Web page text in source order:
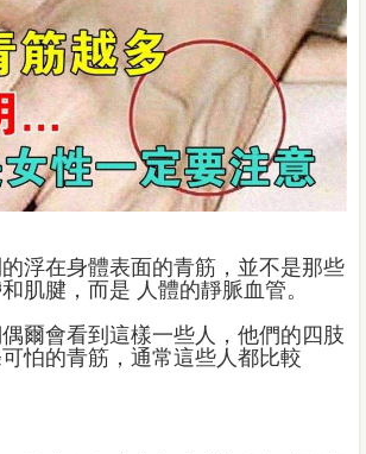
浮在身體表面的青筋，並不是那些
肌腱，而是 人體的靜脈血管。
爾會看到這樣一些人，他們的四肢
怕的青筋，通常這些人都比較